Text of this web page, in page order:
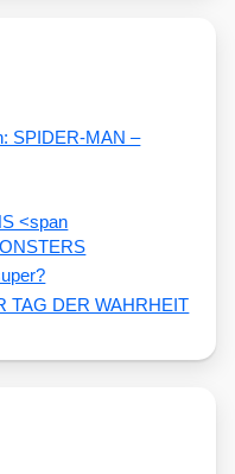
SPIDER-MAN –
<span
TAG DER WAHRHEIT